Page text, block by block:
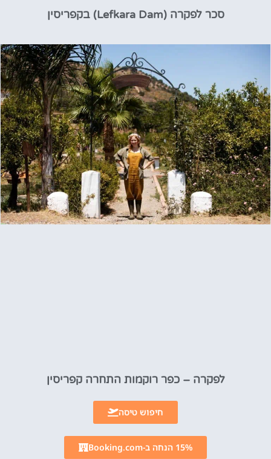
סכר לפקרה (Lefkara Dam) בקפריסין
לפקרה – כפר רוקמות התחרה קפריסין
חיפוש טיסה
15% הנחה ב-Booking.com